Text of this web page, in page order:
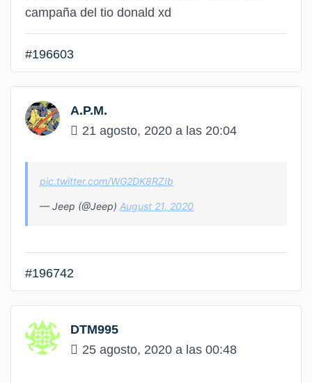
campaña del tio donald xd
#196603
A.P.M.
21 agosto, 2020 a las 20:04
pic.twitter.com/WG2DK8RZIb
— Jeep (@Jeep) August 21, 2020
#196742
DTM995
25 agosto, 2020 a las 00:48